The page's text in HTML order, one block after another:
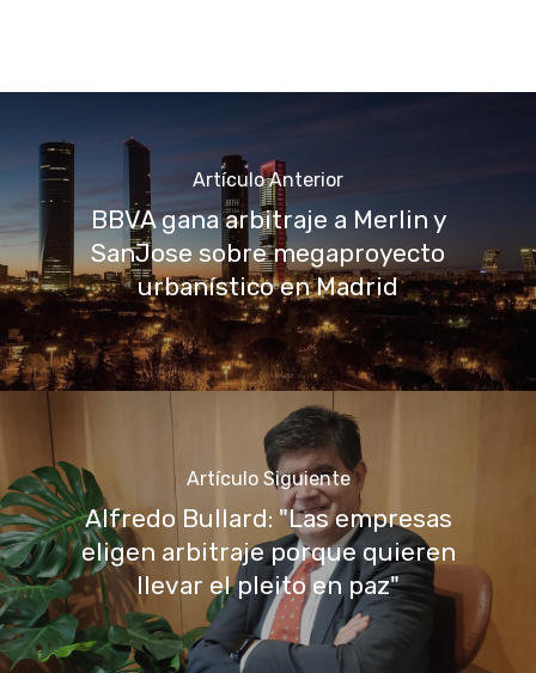
Artículo Anterior
BBVA gana arbitraje a Merlin y
SanJose sobre megaproyecto
urbanístico en Madrid
Artículo Siguiente
Alfredo Bullard: "Las empresas
eligen arbitraje porque quieren
llevar el pleito en paz"